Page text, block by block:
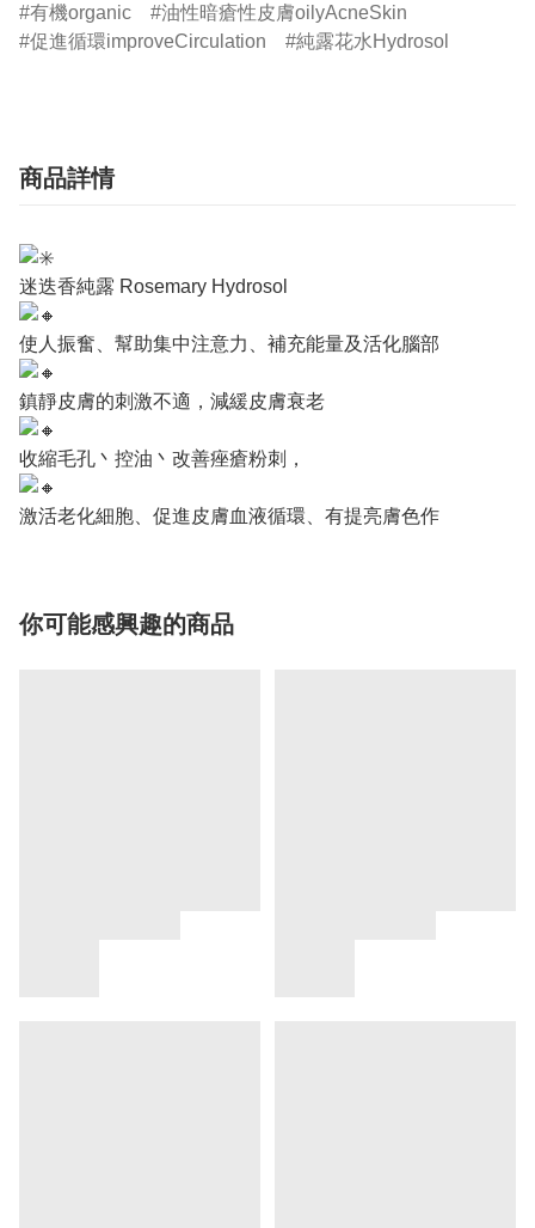
有機organic
油性暗瘡性皮膚oilyAcneSkin
促進循環improveCirculation
純露花水Hydrosol
商品詳情
迷迭香純露 Rosemary Hydrosol
使人振奮、幫助集中注意力、補充能量及活化腦部
鎮靜皮膚的刺激不適，減緩皮膚衰老
收縮毛孔丶控油丶改善痤瘡粉刺，
激活老化細胞、促進皮膚血液循環、有提亮膚色作
你可能感興趣的商品